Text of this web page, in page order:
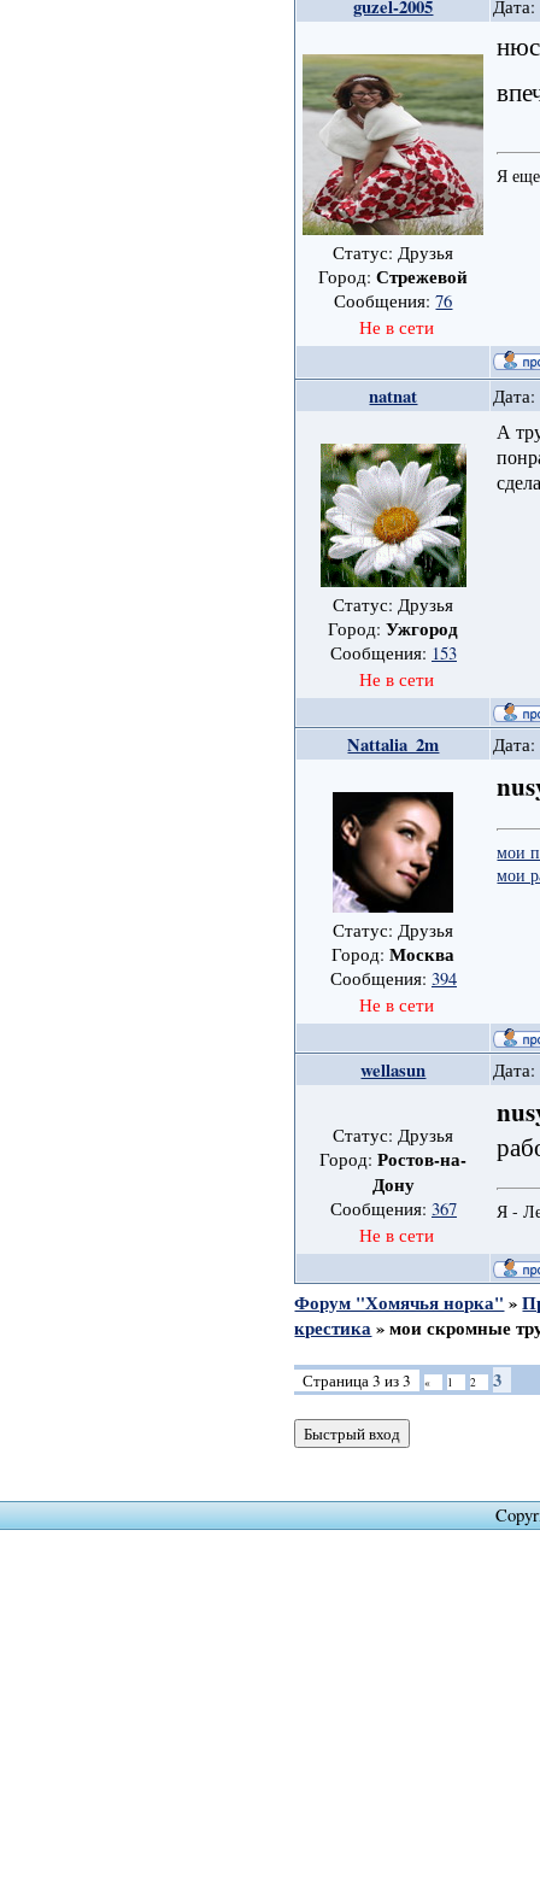
guzel-2005 Дата:
Статус: Друзья
Город:Стрежевой
Сообщения:76
Не в сети
Я
natnat Дата:
Статус: Друзья
Город:Ужгород
Сообщения: 153
Не в сети
А
Nattalia_2m Дата:
Статус: Друзья
Город:Москва
Сообщения: 394
Не в сети
мои
мои
wellasun Дата:
Статус: Друзья
Город:Ростов-на-
Дону
Сообщения: 367
Не в сети
Я -
Форум "Хомячья норка" »
крестика » мои скромные
Страница3 из3 « 1 2 3